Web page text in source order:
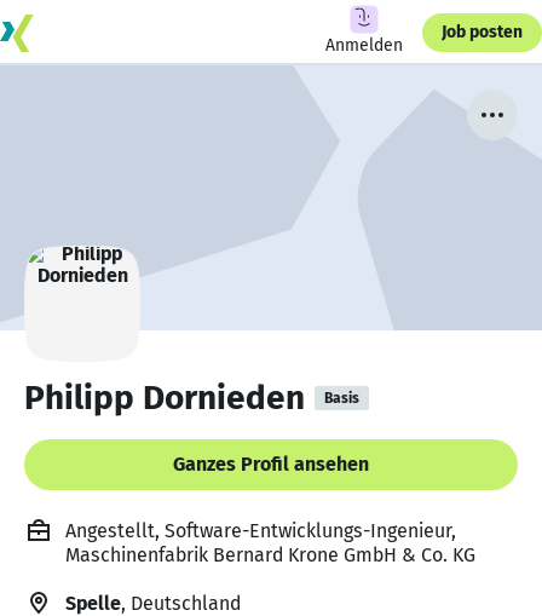
Anmelden
Job posten
Philipp Dornieden Basis
Ganzes Profil ansehen
Angestellt, Software-Entwicklungs-Ingenieur,
Maschinenfabrik Bernard Krone GmbH & Co. KG
Spelle, Deutschland